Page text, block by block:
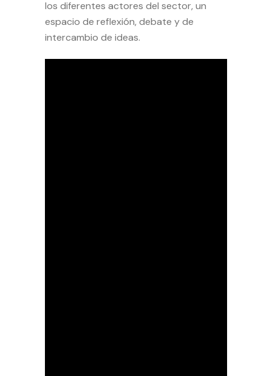
los diferentes actores del sector, un
espacio de reflexión, debate y de
intercambio de ideas.